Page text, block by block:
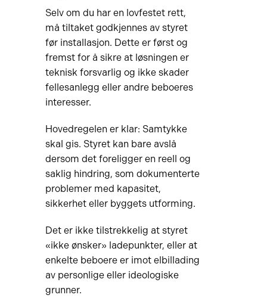
Selv om du har en lovfestet rett,
må tiltaket godkjennes av styret
før installasjon. Dette er først og
fremst for å sikre at løsningen er
teknisk forsvarlig og ikke skader
fellesanlegg eller andre beboeres
interesser.
Hovedregelen er klar: Samtykke
skal gis. Styret kan bare avslå
dersom det foreligger en reell og
saklig hindring, som dokumenterte
problemer med kapasitet,
sikkerhet eller byggets utforming.
Det er ikke tilstrekkelig at styret
«ikke ønsker» ladepunkter, eller at
enkelte beboere er imot elbillading
av personlige eller ideologiske
grunner.